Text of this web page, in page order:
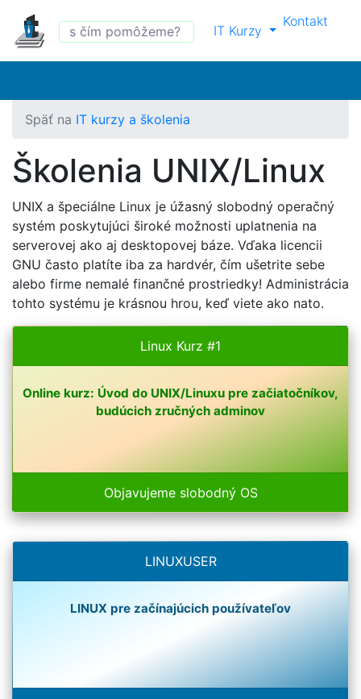
IT Kurzy
Kontakt
Späť na IT kurzy a školenia
Školenia UNIX/Linux
UNIX a špeciálne Linux je úžasný slobodný operačný
systém poskytujúci široké možnosti uplatnenia na
serverovej ako aj desktopovej báze. Vďaka licencii
GNU často platíte iba za hardvér, čím ušetrite sebe
alebo firme nemalé finančné prostriedky! Administrácia
tohto systému je krásnou hrou, keď viete ako nato.
Linux Kurz #1
Online kurz: Úvod do UNIX/Linuxu pre začiatočníkov,
budúcich zručných adminov
Objavujeme slobodný OS
LINUXUSER
LINUX pre začínajúcich používateľov